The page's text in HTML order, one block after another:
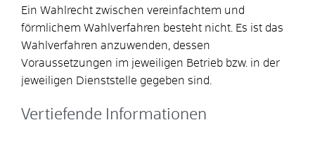
Ein Wahlrecht zwischen vereinfachtem und
förmlichem Wahlverfahren besteht nicht. Es ist das
Wahlverfahren anzuwenden, dessen
Voraussetzungen im jeweiligen Betrieb bzw. in der
jeweiligen Dienststelle gegeben sind.
Vertiefende Informationen